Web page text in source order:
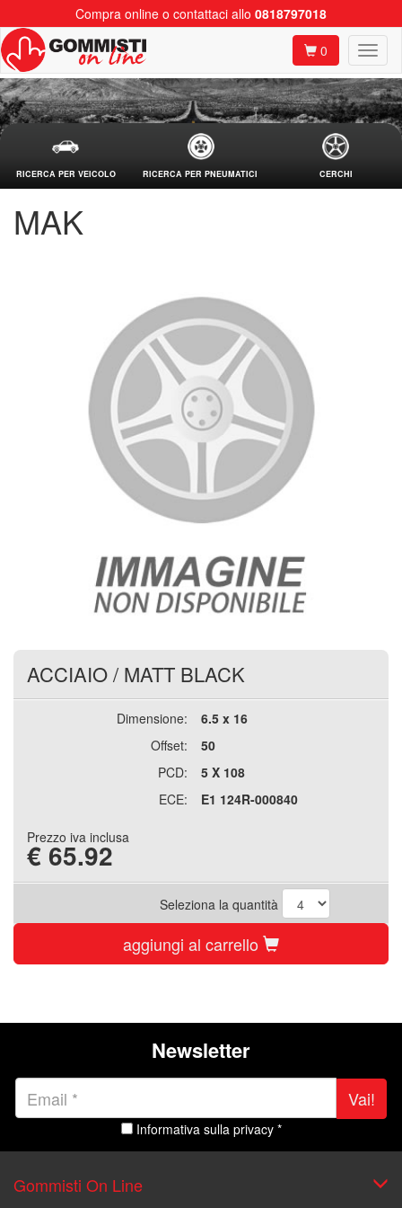
Compra online o contattaci allo 0818797018
0
RICERCA PER VEICOLO RICERCA PER PNEUMATICI CERCHI
MAK
ACCIAIO/ MATT BLACK
Dimensione:
6.5 x 16
Offset:
50
PCD:
5 X 108
ECE:
E1 124R-000840
Prezzo iva inclusa
€ 65.92
Seleziona la quantità
aggiungi al carrello
Newsletter
Vai!
Informativa sulla privacy *
Gommisti On Line